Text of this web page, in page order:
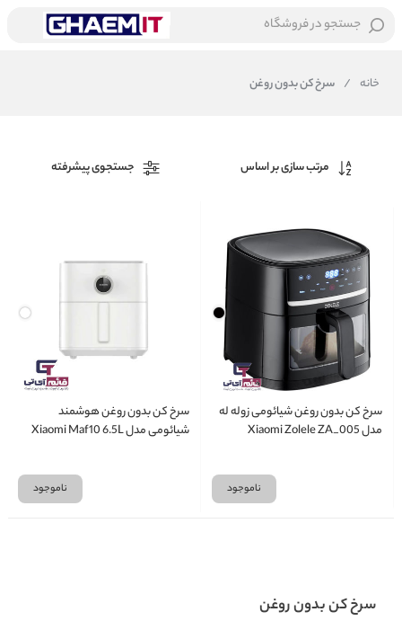
جستجو در فروشگاه
خانه / سرخ کن بدون روغن
مرتب سازی بر اساس جستجوی پیشرفته
سرخ کن بدون روغن شیائومی زوله له
مدل Xiaomi Zolele ZA_005
ناموجود
سرخ کن بدون روغن هوشمند
شیائومی مدل Xiaomi Maf10 6.5L
ناموجود
سرخ کن بدون روغن